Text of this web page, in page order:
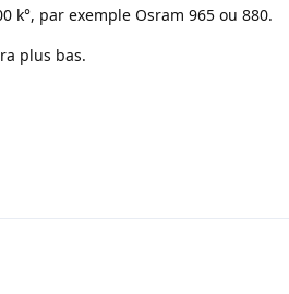
k°, par exemple Osram 965 ou 880.
plus bas.